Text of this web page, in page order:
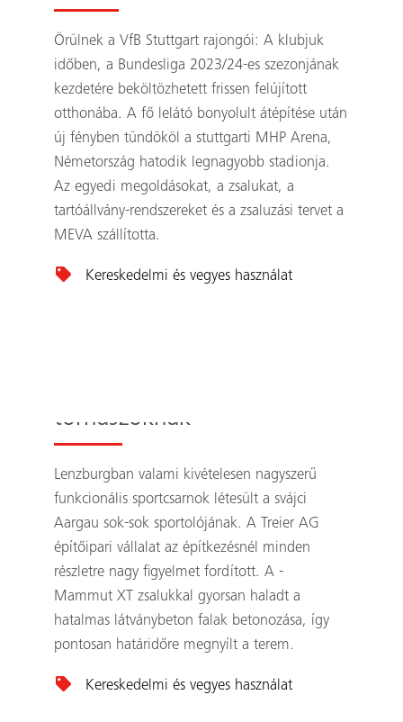
Örülnek a VfB Stuttgart rajongói: A klubjuk
időben, a Bundesliga 2023/24-es szezonjának
kezdetére beköltözhetett frissen felújított
otthonába. A fő lelátó bonyolult átépítése után
új fényben tündököl a stuttgarti MHP Arena,
Németország hatodik legnagyobb stadionja.
Az egyedi megoldásokat, a zsalukat, a
tartóállvány-rendszereket és a zsaluzási tervet a
MEVA szállította.
Kereskedelmi és vegyes használat
tornászoknak
Lenzburgban valami kivételesen nagyszerű
funkcionális sportcsarnok létesült a svájci
Aargau sok-sok sportolójának. A Treier AG
építőipari vállalat az építkezésnél minden
részletre nagy figyelmet fordított. A ­
Mammut XT zsalukkal gyorsan haladt a
hatalmas látványbeton falak betonozása, így
pontosan határidőre megnyílt a terem.
Kereskedelmi és vegyes használat